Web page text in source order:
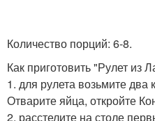
Количество порций: 6-8.
Как приготовить "Рулет
1. для рулета возьмите
Отварите яйца, откройте
2. расстелите на столе